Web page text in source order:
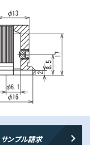
サンプル請求